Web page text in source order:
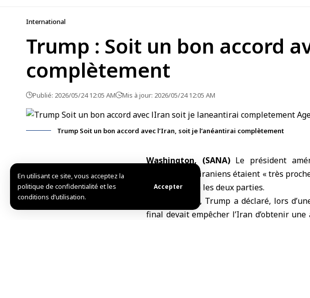
En utilisant ce site, vous acceptez la
politique de confidentialité et les
conditions d’utilisation.
Accepter
International
Trump : Soit un bon accord
complètement
Publié: 2026/05/24 12:05 AM Mis à jour: 2026/05/24 12:05 AM
Trump Soit un bon accord avec l’Iran, soit je l’anéantirai complètement
Washington, (SANA) Le président
américains et iraniens étaient « très
en cours entre les deux parties.
Selon Reuters, Trump a déclaré, lors
final devait empêcher l’Iran d’obtenir